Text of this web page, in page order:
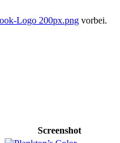
vorbei.
Screenshot